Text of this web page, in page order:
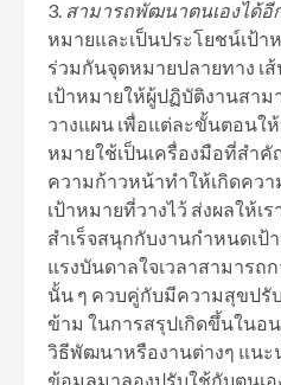
สามารถพัฒนาตนเองได้อี
หมายและเป็นประโยชน์เป้า
ร่วมกันจุดหมายปลายทาง เ
เป้าหมายให้ผู้ปฏิบัติงานสาม
วางแผน เพื่อแต่ละขั้นตอนใ
หมายใช้เป็นเครื่องมือที่สำคั
ความก้าวหน้าทำให้เกิดคว
เป้าหมายที่วางไว้ ส่งผลให้เ
สำเร็จสนุกกับงานกำหนดเป้
แรงบันดาลใจเวลาสามารถ
นั้น ๆ ควบคู่กับมีความสุขปรั
ข้าม ในการสรุปเกิดขึ้นใน
วิธีพัฒนาหรืองานต่างๆ แน
ข้อมูลมาลองปรับใช้กับตนเอ